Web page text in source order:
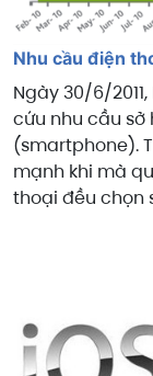
Nhu cầu điện
Ngày 30/6/
cứu nhu cầu
(smartphone).
mạnh khi mà
thoại đều chọn